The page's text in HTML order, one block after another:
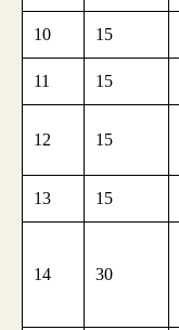
10 15
11 15
12 15
13 15
14 30